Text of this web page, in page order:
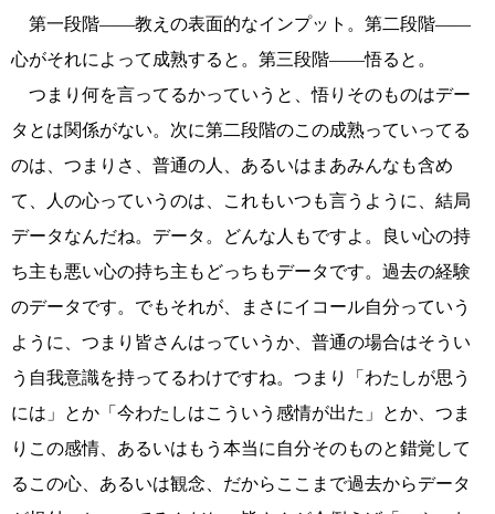
第一段階――教えの表面的なインプット。第二段階――
心がそれによって成熟すると。第三段階――悟ると。
つまり何を言ってるかっていうと、悟りそのものはデー
タとは関係がない。次に第二段階のこの成熟っていってる
のは、つまりさ、普通の人、あるいはまあみんなも含め
て、人の心っていうのは、これもいつも言うように、結局
データなんだね。データ。どんな人もですよ。良い心の持
ち主も悪い心の持ち主もどっちもデータです。過去の経験
のデータです。でもそれが、まさにイコール自分っていう
ように、つまり皆さんはっていうか、普通の場合はそうい
う自我意識を持ってるわけですね。つまり「わたしが思う
には」とか「今わたしはこういう感情が出た」とか、つま
りこの感情、あるいはもう本当に自分そのものと錯覚して
るこの心、あるいは観念、だからここまで過去からデータ